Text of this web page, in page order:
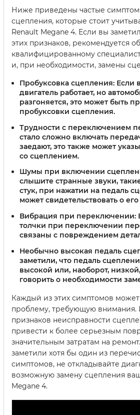
Ниже приведены частые
сцепления, которые стоит
Renault Megane 4. Если вы
этих признаков, рекомендуется
квалифицированному
и, при необходимости, замены
Пробуксовка сцепления: Если
двигатель работает, но
разгоняется, это может быть
пробуксовки сцепления.
Трудности с переключением
стало сложно включать
заедают, это также может
со сцеплением.
Шумы при включении
слышите странные звуки,
стук, при нажатии на педаль
может свидетельствовать о
Вибрация при переключении:
толчки при переключении
связаны с повреждением
Необычно высокая педаль
заметили, что педаль
высокой или, наоборот,
говорить о необходимости
Каждый из этих симптомов может
проблему, требующую внимания.
признаков неисправности
привести к более серьезным
значительным затратам на
заметили хотя бы один из
симптомов, не откладывайте
возможную замену сцепления
Megane 4.